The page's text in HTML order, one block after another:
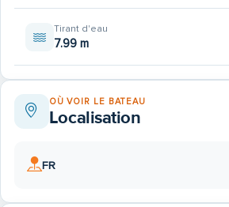
Tirant d'eau
7.99 m
OÙ VOIR LE BATEAU
Localisation
FR